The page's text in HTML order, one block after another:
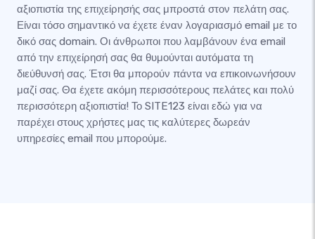
αξιοπιστία της επιχείρησής σας μπροστά στον πελάτη σας.
Είναι τόσο σημαντικό να έχετε έναν λογαριασμό email με το
δικό σας domain. Οι άνθρωποι που λαμβάνουν ένα email
από την επιχείρησή σας θα θυμούνται αυτόματα τη
διεύθυνσή σας. Έτσι θα μπορούν πάντα να επικοινωνήσουν
μαζί σας. Θα έχετε ακόμη περισσότερους πελάτες και πολύ
περισσότερη αξιοπιστία! Το SITE123 είναι εδώ για να
παρέχει στους χρήστες μας τις καλύτερες δωρεάν
υπηρεσίες email που μπορούμε.